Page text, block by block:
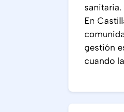
sanitaria.
En
gestión
cuando